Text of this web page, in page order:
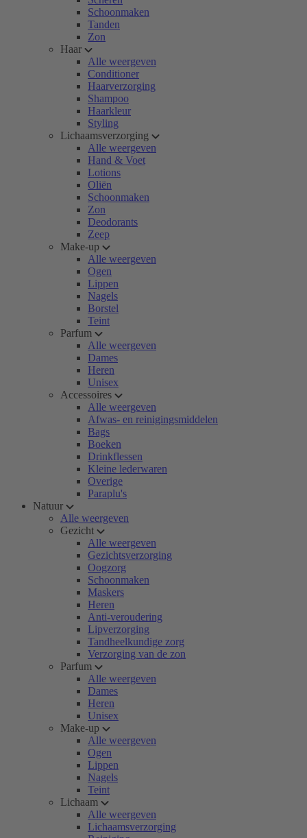
Schoonmaken
Tanden
Zon
Haar
Alle weergeven
Conditioner
Haarverzorging
Shampoo
Haarkleur
Styling
Lichaamsverzorging
Alle weergeven
Hand & Voet
Lotions
Oliën
Schoonmaken
Zon
Deodorants
Zeep
Make-up
Alle weergeven
Ogen
Lippen
Nagels
Borstel
Teint
Parfum
Alle weergeven
Dames
Heren
Unisex
Accessoires
Alle weergeven
Afwas- en reinigingsmiddelen
Bags
Boeken
Drinkflessen
Kleine lederwaren
Overige
Paraplu's
Natuur
Alle weergeven
Gezicht
Alle weergeven
Gezichtsverzorging
Oogzorg
Schoonmaken
Maskers
Heren
Anti-veroudering
Lipverzorging
Tandheelkundige zorg
Verzorging van de zon
Parfum
Alle weergeven
Dames
Heren
Unisex
Make-up
Alle weergeven
Ogen
Lippen
Nagels
Teint
Lichaam
Alle weergeven
Lichaamsverzorging